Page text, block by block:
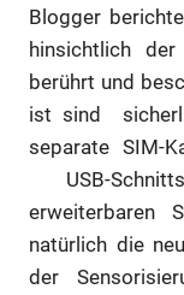
Blogger
hinsichtlich
berührt und
ist sind
separate SIM-
USB-
erweiterbaren
natürlich die
der